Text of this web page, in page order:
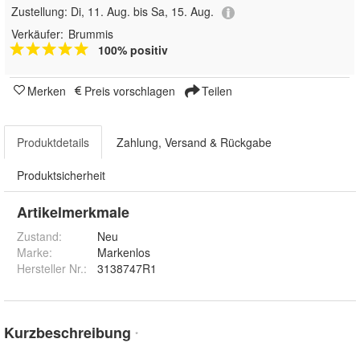
Zustellung: Di, 11. Aug. bis Sa, 15. Aug.
Verkäufer: Brummis
100% positiv
Merken Preis vorschlagen Teilen
Produktdetails Zahlung, Versand & Rückgabe
Produktsicherheit
Artikelmerkmale
Zustand:
Neu
Marke:
Markenlos
Hersteller Nr.:
3138747R1
Kurzbeschreibung *